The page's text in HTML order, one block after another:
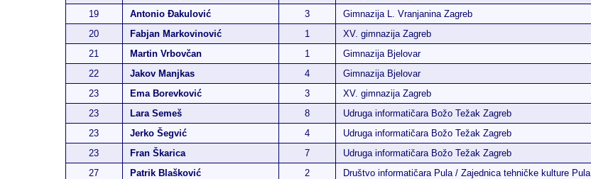
19
Antonio Đakulović 3 Gimnazija L. Vranjanina Zagreb
20
Fabjan Markovinović 1 XV. gimnazija Zagreb
21
Martin Vrbovčan 1 Gimnazija Bjelovar
22
Jakov Manjkas 4 Gimnazija Bjelovar
23
Ema Borevković 3 XV. gimnazija Zagreb
23
Lara Semeš 8 Udruga informatičara Božo Težak Zagreb
23
Jerko Šegvić 4 Udruga informatičara Božo Težak Zagreb
23
Fran Škarica 7 Udruga informatičara Božo Težak Zagreb
27
Patrik Blašković 2 Društvo informatičara Pula / Zajednica tehničke kulture Pula